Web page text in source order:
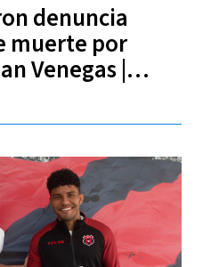
denuncia
muerte por
Venegas |